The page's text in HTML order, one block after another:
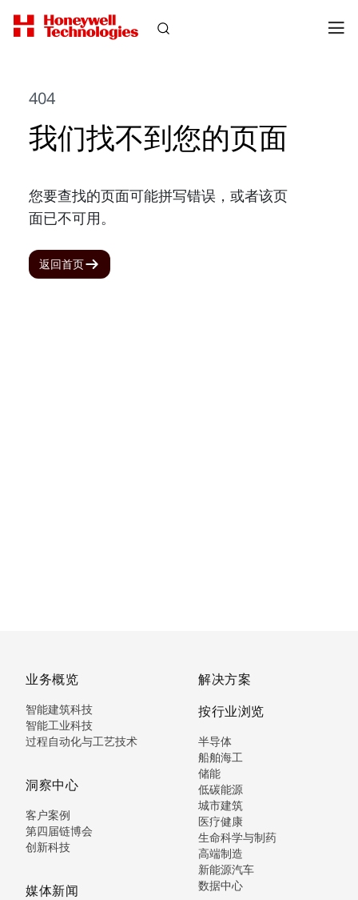
404
我们找不到您的页面
您要查找的页面可能拼写错误，或者该页
面已不可用。
返回首页
业务概览
智能建筑科技
智能工业科技
过程自动化与工艺技术
洞察中心
客户案例
第四届链博会
创新科技
媒体新闻
解决方案
按行业浏览
半导体
船舶海工
储能
低碳能源
城市建筑
医疗健康
生命科学与制药
高端制造
新能源汽车
数据中心